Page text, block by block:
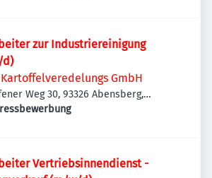
zur Industriereinigung
GmbH
Weg 30, 93326 Abensberg,
Vertriebsinnendienst -